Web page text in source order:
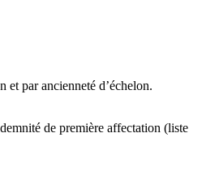
et par ancienneté d’échelon.
de première affectation (liste